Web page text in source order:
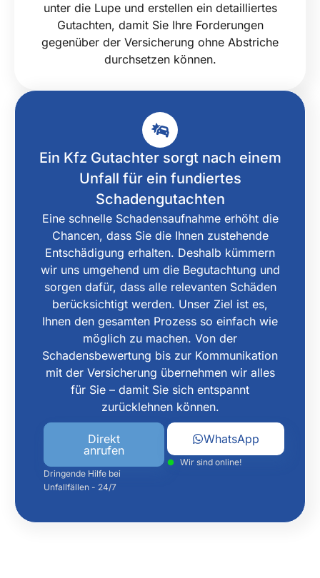
unter die Lupe und erstellen ein detailliertes
Gutachten, damit Sie Ihre Forderungen
gegenüber der Versicherung ohne Abstriche
durchsetzen können.
Ein Kfz Gutachter sorgt nach einem
Unfall für ein fundiertes
Schadengutachten
Eine schnelle Schadensaufnahme erhöht die
Chancen, dass Sie die Ihnen zustehende
Entschädigung erhalten. Deshalb kümmern
wir uns umgehend um die Begutachtung und
sorgen dafür, dass alle relevanten Schäden
berücksichtigt werden. Unser Ziel ist es,
Ihnen den gesamten Prozess so einfach wie
möglich zu machen. Von der
Schadensbewertung bis zur Kommunikation
mit der Versicherung übernehmen wir alles
für Sie – damit Sie sich entspannt
zurücklehnen können.
Direkt
anrufen
Dringende Hilfe bei
Unfallfällen - 24/7
WhatsApp
Wir sind online!